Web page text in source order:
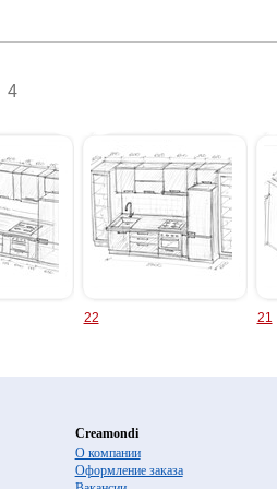
4
22 21
Creamondi
О компании
Оформление заказа